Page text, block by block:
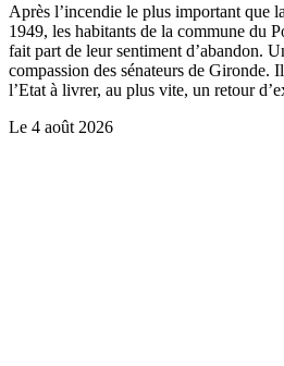
Après l’incendie le plus important que
1949, les habitants de la commune du
fait part de leur sentiment d’abandon.
compassion des sénateurs de Gironde.
l’Etat à livrer, au plus vite, un retour
Le 4 août 2026